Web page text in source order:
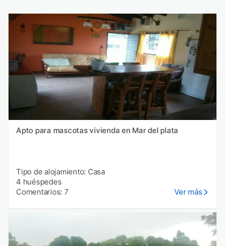
Apto para mascotas vivienda en Mar del plata
Tipo de alojamiento: Casa
4 huéspedes
Comentarios: 7
Ver más